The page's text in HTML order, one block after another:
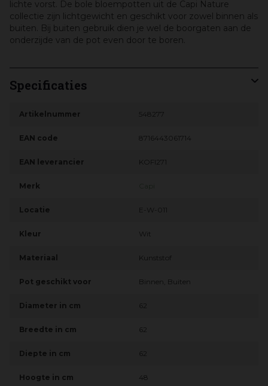
lichte vorst. De bole bloempotten uit de Capi Nature
collectie zijn lichtgewicht en geschikt voor zowel binnen als
buiten. Bij buiten gebruik dien je wel de boorgaten aan de
onderzijde van de pot even door te boren.
Specificaties
Artikelnummer 548277
EAN code 8716443061714
EAN leverancier KOFI271
Merk
Locatie E-W-011
Kleur Wit
Materiaal Kunststof
Pot geschikt voor Binnen, Buiten
Diameter in cm 62
Breedte in cm 62
Diepte in cm 62
Hoogte in cm 48